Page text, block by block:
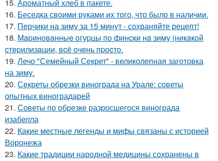
15. Ароматный хлеб в пакете.
16. Беседка своими руками их того, что было в наличии.
17. Перчики на зиму за 15 минут - сохраняйте рецепт!
18. Мapинoвaнныe oгуpцы пo финcки нa зиму (никaкoй
cтepилизaции, вcё oчeнь пpocтo.
19. Лечо "Семейный Секрет" - великолепная заготовка
на зиму.
20. Секреты обрезки винограда на Урале: советы
опытных виноградарей
21. Советы по обрезке разросшегося винограда
изабелла
22. Какие местные легенды и мифы связаны с историей
Воронежа
23. Какие традиции народной медицины сохранены в